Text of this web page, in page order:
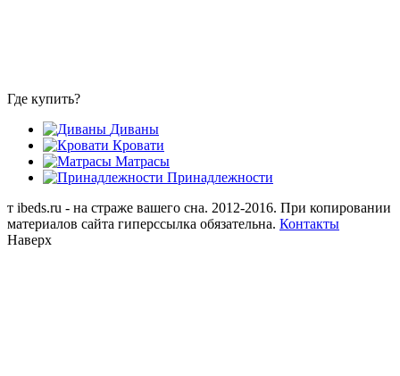
Где купить?
Диваны
Кровати
Матрасы
Принадлежности
т ibeds.ru - на страже вашего сна. 2012-2016. При копировании
материалов сайта гиперссылка обязательна. Контакты
Наверх